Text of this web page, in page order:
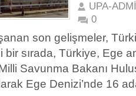
UPA-
0
son gelişmeler,
bir sırada, Türkiye, Ege
Savunma Bakanı
Ege Denizi’nde 16